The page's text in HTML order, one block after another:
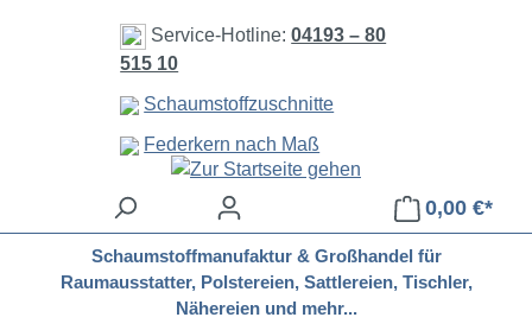
Zum Hauptinhalt springen
Service-Hotline:04193 – 80
515 10
Schaumstoffzuschnitte
Federkern nach Maß
0,00 €*
Schaumstoffmanufaktur & Großhandel für
Raumausstatter, Polstereien, Sattlereien, Tischler,
Nähereien und mehr...